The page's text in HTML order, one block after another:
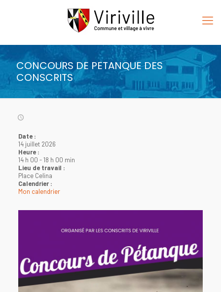
CONCOURS DE PETANQUE DES
CONSCRITS
Date :
14 juillet 2026
Heure :
14 h 00 -18 h 00 min
Lieu de travail :
Place Celina
Calendrier :
Mon calendrier